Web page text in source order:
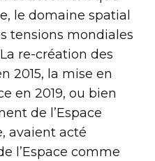
le domaine spatial
tensions mondiales
re-création des
2015, la mise en
en 2019, ou bien
de l’Espace
avaient acté
l’Espace comme